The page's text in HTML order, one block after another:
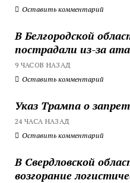
Оставить комментарий
В Белгородской
пострадали из-за
9 ЧАСОВ НАЗАД
Оставить комментарий
Указ Трампа о
24 ЧАСА НАЗАД
Оставить комментарий
В Свердловской
возгорание